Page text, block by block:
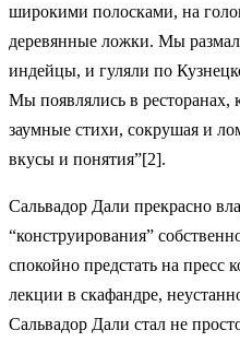
широкими полосками, на
деревянные ложки. Мы
индейцы, и гуляли по
Мы появлялись в ресторанах,
заумные стихи, сокрушая и
вкусы и понятия”[2].
Сальвадор Дали прекрасно
“конструирования”
спокойно предстать на пресс
лекции в скафандре,
Сальвадор Дали стал не